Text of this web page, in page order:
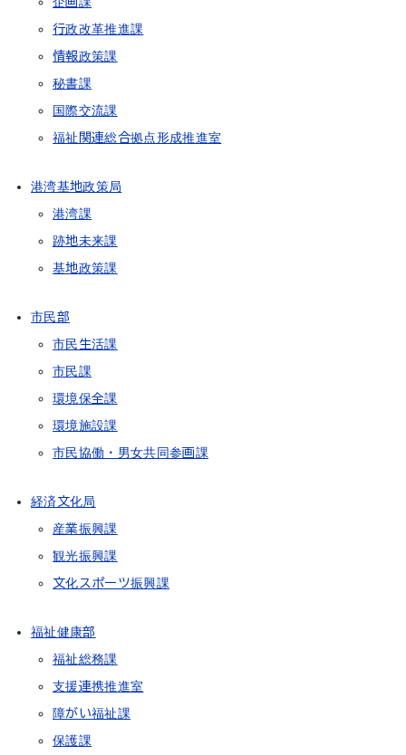
行政改革推進課
情報政策課
秘書課
国際交流課
福祉関連総合拠点形成推進室
港湾基地政策局
港湾課
跡地未来課
基地政策課
市民部
市民生活課
市民課
環境保全課
環境施設課
市民協働・男女共同参画課
経済文化局
産業振興課
観光振興課
文化スポーツ振興課
福祉健康部
福祉総務課
支援連携推進室
障がい福祉課
保護課